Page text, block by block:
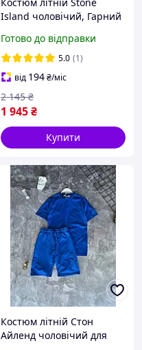
Island чоловічий, Гарний
спортивний для
прогулянок Стон Айленд
Готово до відправки
5.0 (1)
від 194₴/міс
1 945₴
2 145 ₴
Купити
Костюм літній Стон
Айленд чоловічий для